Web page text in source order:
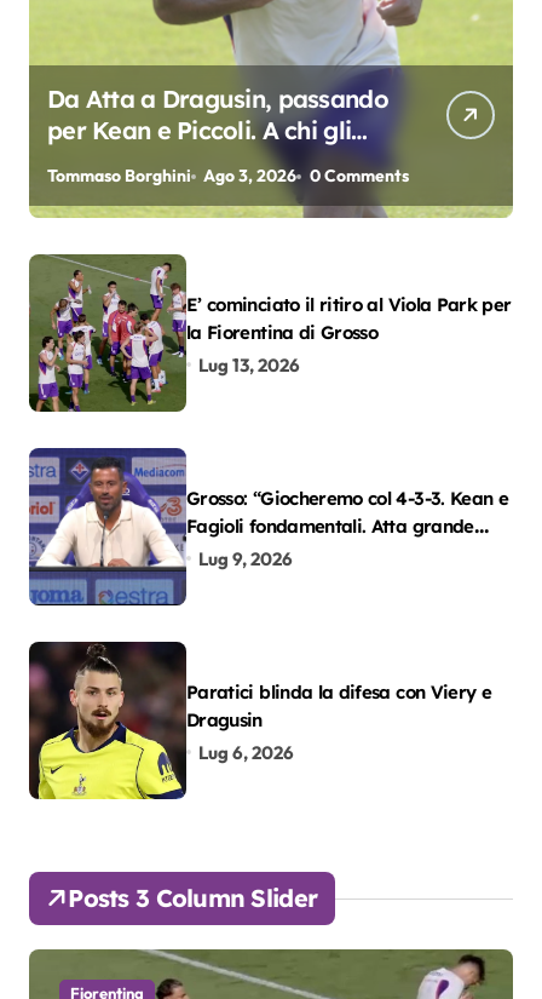
Da Atta a Dragusin, passando
per Kean e Piccoli. A chi gli
oscar del precampionato?
Tommaso Borghini Ago 3, 2026 0 Comments
E’ cominciato il ritiro al Viola Park per
la Fiorentina di Grosso
Lug 13, 2026
Grosso: “Giocheremo col 4-3-3. Kean e
Fagioli fondamentali. Atta grande
colpo”
Lug 9, 2026
Paratici blinda la difesa con Viery e
Dragusin
Lug 6, 2026
Posts 3 Column Slider
Fiorentina